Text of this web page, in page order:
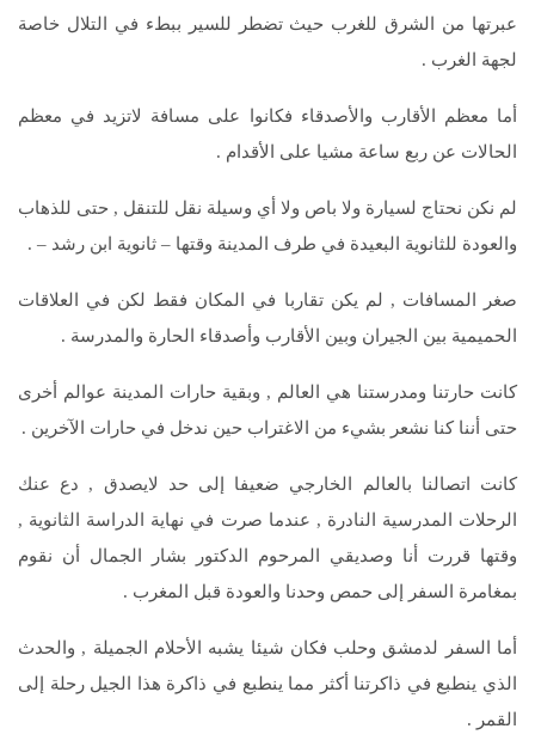
عبرتها من الشرق للغرب حيث تضطر للسير ببطء في التلال خاصة
لجهة الغرب .
أما معظم الأقارب والأصدقاء فكانوا على مسافة لاتزيد في معظم
الحالات عن ربع ساعة مشيا على الأقدام .
لم نكن نحتاج لسيارة ولا باص ولا أي وسيلة نقل للتنقل , حتى للذهاب
والعودة للثانوية البعيدة في طرف المدينة وقتها – ثانوية ابن رشد – .
صغر المسافات , لم يكن تقاربا في المكان فقط لكن في العلاقات
الحميمية بين الجيران وبين الأقارب وأصدقاء الحارة والمدرسة .
كانت حارتنا ومدرستنا هي العالم , وبقية حارات المدينة عوالم أخرى
حتى أننا كنا نشعر بشيء من الاغتراب حين ندخل في حارات الآخرين .
كانت اتصالنا بالعالم الخارجي ضعيفا إلى حد لايصدق , دع عنك
الرحلات المدرسية النادرة , عندما صرت في نهاية الدراسة الثانوية ,
وقتها قررت أنا وصديقي المرحوم الدكتور بشار الجمال أن نقوم
بمغامرة السفر إلى حمص وحدنا والعودة قبل المغرب .
أما السفر لدمشق وحلب فكان شيئا يشبه الأحلام الجميلة , والحدث
الذي ينطبع في ذاكرتنا أكثر مما ينطبع في ذاكرة هذا الجيل رحلة إلى
القمر .